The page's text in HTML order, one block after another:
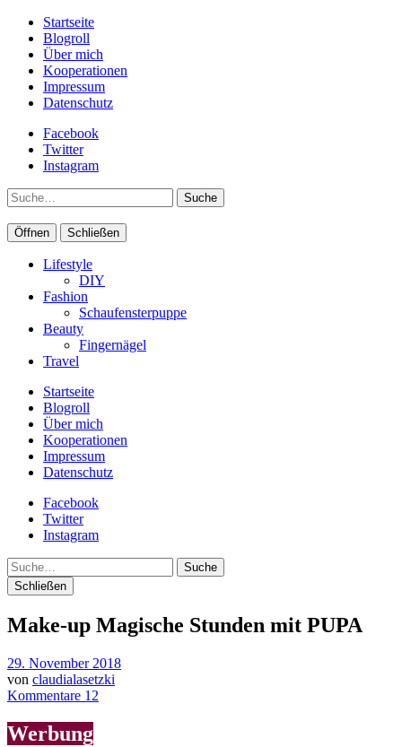
Startseite
Blogroll
Über mich
Kooperationen
Impressum
Datenschutz
Facebook
Twitter
Instagram
Suche
Öffnen Schließen
Lifestyle
DIY
Fashion
Schaufensterpuppe
Beauty
Fingernägel
Travel
Startseite
Blogroll
Über mich
Kooperationen
Impressum
Datenschutz
Facebook
Twitter
Instagram
Suche
Schließen
Make-up Magische Stunden mit PUPA
29. November 2018
von claudialasetzki
Kommentare 12
Werbung